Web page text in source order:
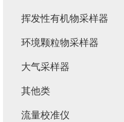
挥发性有机物采样器
环境颗粒物采样器
大气采样器
其他类
流量校准仪